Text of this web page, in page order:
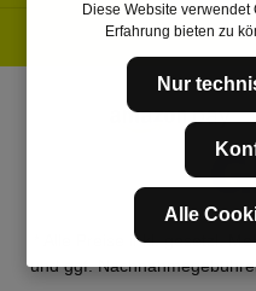
* Alle Preise inkl. gesetzl.
und ggf.
Diese Website
Erfahrung bieten zu
Nur
Alle